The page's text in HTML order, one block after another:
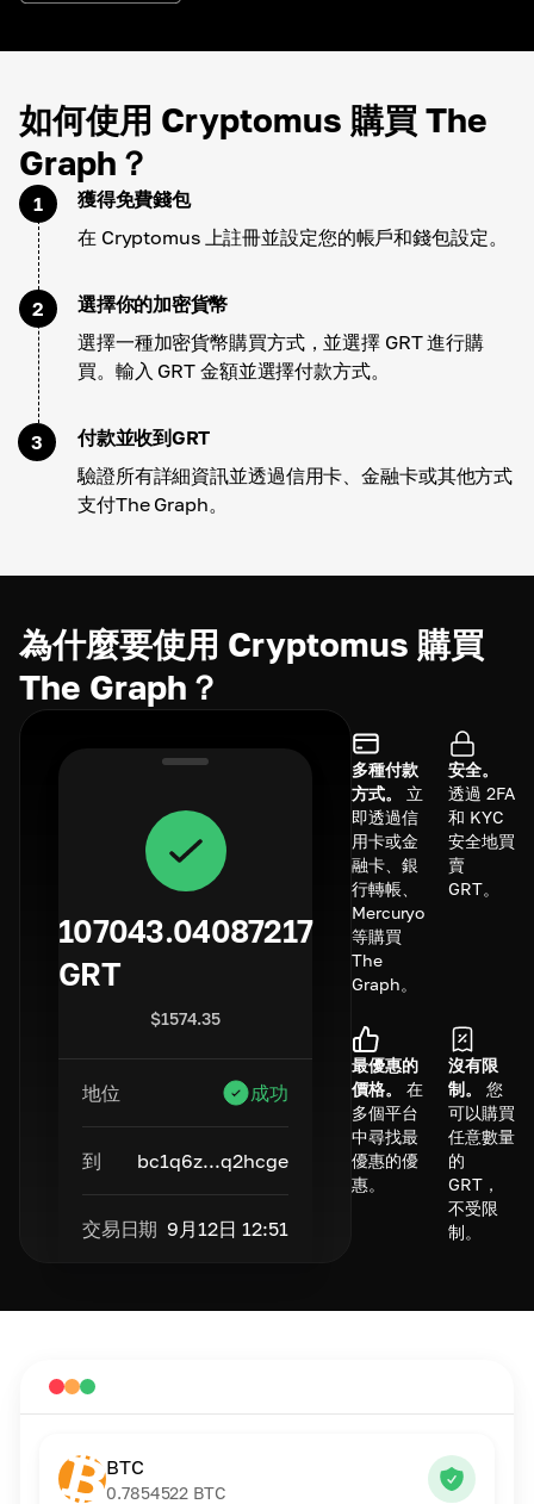
如何使用 Cryptomus 購買 The
Graph？
1
獲得免費錢包
在 Cryptomus 上註冊並設定您的帳戶和錢包設定。
2
選擇你的加密貨幣
選擇一種加密貨幣購買方式，並選擇 GRT 進行購
買。輸入 GRT 金額並選擇付款方式。
3
付款並收到GRT
驗證所有詳細資訊並透過信用卡、金融卡或其他方式
支付The Graph。
為什麼要使用 Cryptomus 購買
The Graph？
107043.04087217
GRT
$1574.35
地位 成功
到 bc1q6z...q2hcge
交易日期 9月12日 12:51
多種付款
方式。
立
即透過信
用卡或金
融卡、銀
行轉帳、
Mercuryo
等購買
The
Graph。
安全。
透過 2FA
和 KYC
安全地買
賣
GRT。
最優惠的
價格。
在
多個平台
中尋找最
優惠的優
惠。
沒有限
制。
您
可以購買
任意數量
的
GRT，
不受限
制。
BTC
0.7854522 BTC